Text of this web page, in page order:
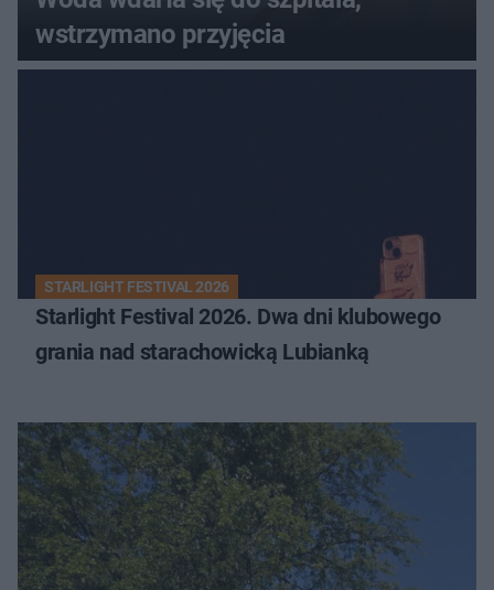
wstrzymano przyjęcia
STARLIGHT FESTIVAL 2026
Starlight Festival 2026. Dwa dni klubowego
grania nad starachowicką Lubianką